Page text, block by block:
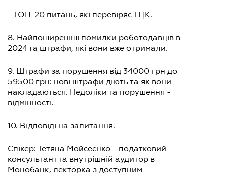
- ТОП-20 питань, які перевіряє ТЦК.
8. Найпоширеніші помилки роботодавців в
2024 та штрафи, які вони вже отримали.
9. Штрафи за порушення від 34000 грн до
59500 грн: нові штрафи діють та як вони
накладаються. Недоліки та порушення -
відмінності.
10. Відповіді на запитання.
Спікер: Тетяна Мойсеєнко - податковий
консультант та внутрішній аудитор в
Монобанк, лекторка з доступним